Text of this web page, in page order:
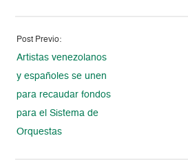
Post Previo:
Artistas venezolanos
y españoles se unen
para recaudar fondos
para el Sistema de
Orquestas